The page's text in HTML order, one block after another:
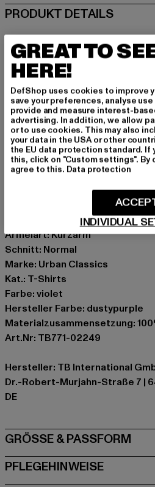
PRODUKT DETAILS
URBAN CLASSICS
Ladies Extended Shoulder
Deine neue Crewneck für den
Classics Ladies Extended
den Cut. Locker geschnitten
gefertigt, ist dieser Kurzarm-
entspannte Tage. Der
verlängerten Schultern geben
Etwas. Easy zu kombinieren,
dafür, wenn du’s bequem
Anlass: Alltag, Bequem,
Ausschnitt: Rundhals
Ärmelart: Kurzarm
Schnitt: Normal
Marke: Urban Classics
Kat.: T-Shirts
Farbe: violet
Hersteller Farbe: dustypurple
Materialzusammensetzung:
Art.Nr: TB771-02249
Hersteller: TB International
Dr.-Robert-Murjahn-Straße 7 |
DE
GRÖSSE & PASSFORM
PFLEGEHINWEISE
GREAT TO
HERE!
DefShop uses cookies to improve
save your preferences, analyse
provide and measure interest-
advertising. In addition, we allow
or to use cookies. This may also
your data in the USA or other
the EU data protection standard. If
this, click on "Custom settings". By
agree to this. Data protection
INDIVIDUAL